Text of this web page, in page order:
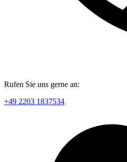
Rufen Sie uns gerne an:
+49 2203 1837534